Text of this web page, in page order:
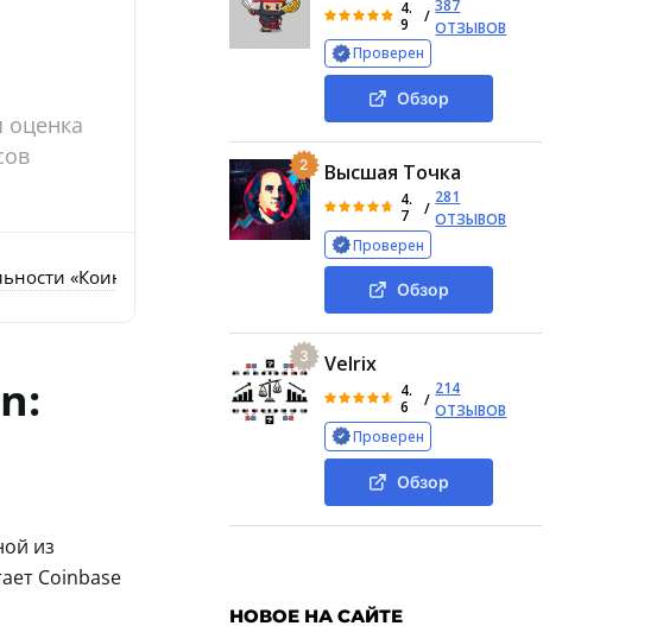
«Коинбазе» Деятельность курсов Coinbase Earn
из
Coinbase
4.
9
/
387
ОТЗЫВОВ
Проверен
Обзор
2 Высшая Точка
4.
7
/
281
ОТЗЫВОВ
Проверен
Обзор
3 Velrix
4.
6
/
214
ОТЗЫВОВ
Проверен
Обзор
НОВОЕ НА САЙТЕ